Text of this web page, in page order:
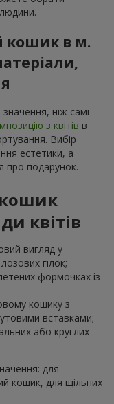
кошик в м.
ніж самі
з квітів в
Вибір
естетики, а
про подарунок.
квітів
вигляд у
гілок;
формочках із
кошику з
вставками;
або круглих
для
кошик, для щільних